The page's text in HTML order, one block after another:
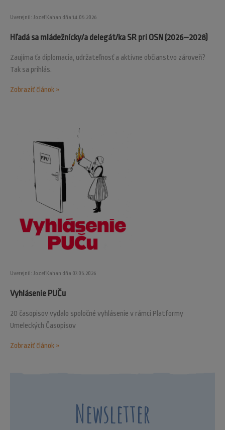
Uverejnil: Jozef Kahan dňa 14.05.2026
Hľadá sa mládežnícky/a delegát/ka SR pri OSN (2026–2028)
Zaujíma ťa diplomacia, udržateľnosť a aktívne občianstvo zároveň?
Tak sa prihlás.
Zobraziť článok »
Uverejnil: Jozef Kahan dňa 07.05.2026
Vyhlásenie PUČu
20 časopisov vydalo spoločné vyhlásenie v rámci Platformy
Umeleckých Časopisov
Zobraziť článok »
Newsletter